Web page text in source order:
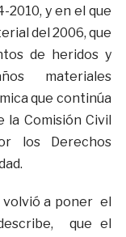
y en el que
del 2006, que
de heridos y
materiales
que continúa
Comisión Civil
los Derechos
volvió a poner el
que el